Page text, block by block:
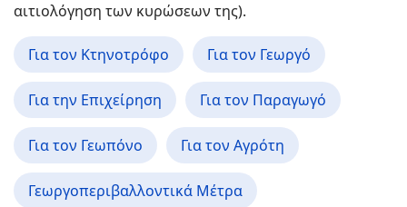
αιτιολόγηση των κυρώσεων της).
Για τον Κτηνοτρόφο Για τον Γεωργό
Για την Επιχείρηση Για τον Παραγωγό
Για τον Γεωπόνο Για τον Αγρότη
Γεωργοπεριβαλλοντικά Μέτρα